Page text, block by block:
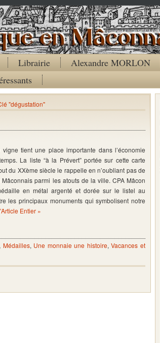
Librairie
Alexandre MORLON
"dégustation"
tient une place importante dans l’économie
La liste “à la Prévert” portée sur cette carte
du XXème siècle le rappelle en n’oubliant pas de
parmi les atouts de la ville. CPA Mâcon
en métal argenté et dorée sur le listel au
les principaux monuments qui symbolisent notre
Entier »
Médailles, Une monnaie une histoire,Vacances et